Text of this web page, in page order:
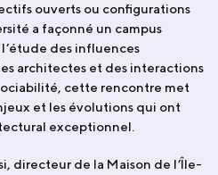
ouverts ou configurations
a façonné un campus
des influences
architectes et des interactions
cette rencontre met
et les évolutions qui ont
exceptionnel.
directeur de la Maison de l’Île-